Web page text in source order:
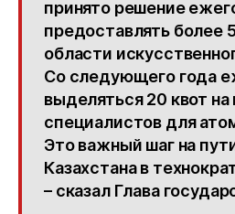
принято решение
предоставлять более
области
Со следующего года
выделяться 20 квот на
специалистов для
Это важный шаг на
Казахстана в
– сказал Глава